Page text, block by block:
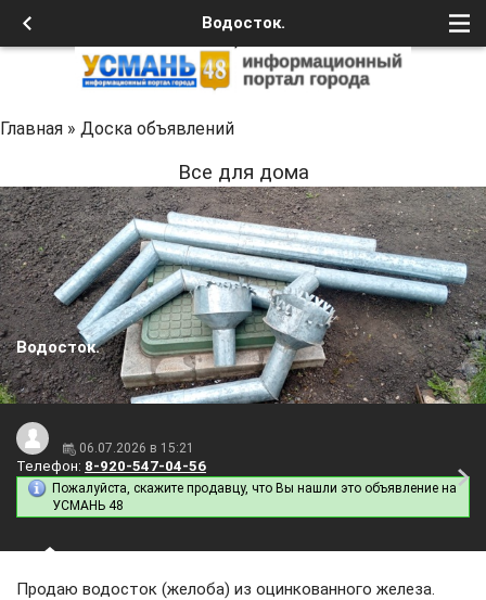
Водосток.
Главная » Доска объявлений
Все для дома
Водосток.
06.07.2026 в 15:21
Телефон: 8-920-547-04-56
Пожалуйста, скажите продавцу, что Вы нашли это объявление на
УСМАНЬ 48
Продаю водосток (желоба) из оцинкованного железа.